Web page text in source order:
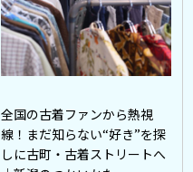
全国の古着ファンから熱視
線！まだ知らない“好き”を探
しに古町・古着ストリートへ